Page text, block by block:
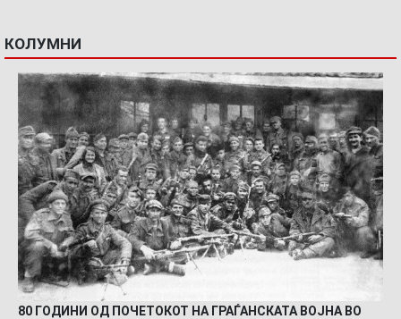
КОЛУМНИ
80 ГОДИНИ ОД ПОЧЕТОКОТ НА ГРАЃАНСКАТА ВОЈНА ВО